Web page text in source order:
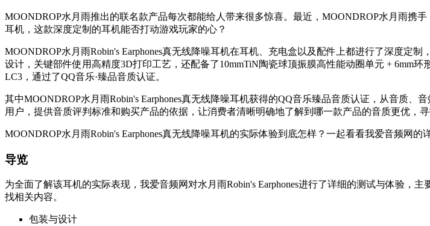
MOONDROP水月雨推出的联名款产品每次都能给人带来很多惊喜。最近，MOONDROP水月雨携
耳机，这款深度定制的耳机能否打动游戏玩家的心？
MOONDROP水月雨Robin's Earphones真无线降噪耳机在耳机、充电盒以及配件上都进行了深度定
设计，关键部件使用高精度3D打印工艺，还配备了10mmTiN陶瓷球顶振膜高性能动圈单元 + 6mm
LC3，通过了QQ音乐·臻品音质认证。
其中MOONDROP水月雨Robin's Earphones真无线降噪耳机获得的QQ音乐臻品音质认证，从音质
用户，提供音质评判标准和购买产品的依据，让消费者清晰明确地了解到哪一款产品的音质更优，
MOONDROP水月雨Robin's Earphones真无线降噪耳机的实际体验到底怎样？一起看看我爱音频网的
导览
为全面了解该耳机的实际表现，我爱音频网对水月雨Robin's Earphones进行了详细的测试与体验，
找相关内容。
包装与设计